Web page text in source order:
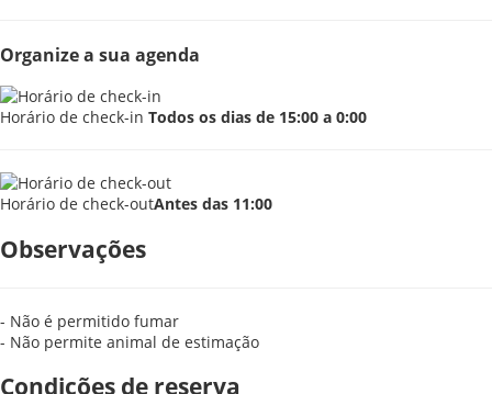
Organize a sua agenda
Horário de check-in Todos os dias de 15:00 a 0:00
Horário de check-outAntes das 11:00
Observações
- Não é permitido fumar
- Não permite animal de estimação
Condições de reserva